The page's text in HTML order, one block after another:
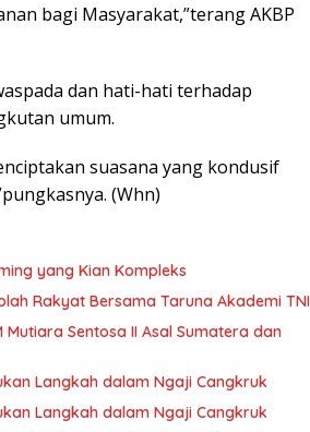
bagi Masyarakat,”terang AKBP
dan hati-hati terhadap
umum.
suasana yang kondusif
(Whn)
yang Kian Kompleks
Rakyat Bersama Taruna Akademi TNI
Sentosa II Asal Sumatera dan
Langkah dalam Ngaji Cangkruk
Langkah dalam Ngaji Cangkruk